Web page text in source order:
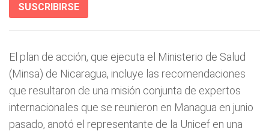
SUSCRIBIRSE
El plan de acción, que ejecuta el Ministerio de Salud
(Minsa) de Nicaragua, incluye las recomendaciones
que resultaron de una misión conjunta de expertos
internacionales que se reunieron en Managua en junio
pasado, anotó el representante de la Unicef en una